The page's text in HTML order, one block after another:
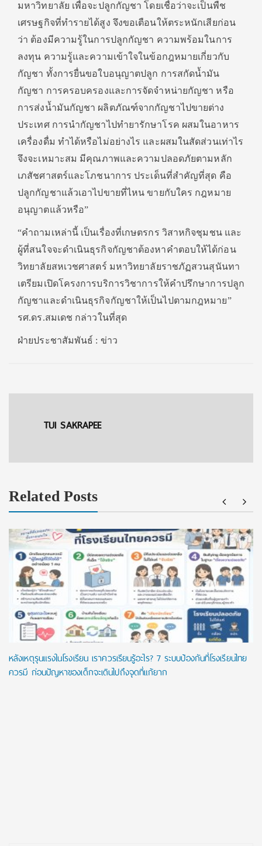
มหาวิทยาลัย เพื่อจะปลูกกัญชา โดยเชื่อว่าจะเป็นพืช
เศรษฐกิจที่ทำรายได้สูง จึงขอเตือนให้ตระหนักเสียก่อน
ว่า ต้องมีความรู้ในการปลูกกัญชา ความพร้อมในการ
ลงทุน ความรู้และความเข้าใจในข้อกฎหมายเกี่ยวกับ
กัญชา ทั้งการยื่นขอใบอนุญาตปลูก การสกัดน้ำมัน
กัญชา การครอบครองและการจัดจำหน่ายกัญชา หรือ
การส่งน้ำมันกัญชา ผลิตภัณฑ์จากกัญชาไปขายต่าง
ประเทศ การนำกัญชาไปทำยารักษาโรค ผสมในอาหาร
เครื่องดื่ม ทำได้หรือไม่อย่างไร และผสมในสัดส่วนเท่าไร
จึงจะเหมาะสม มีคุณภาพและความปลอดภัยตามหลัก
เภสัชศาสตร์และโภชนาการ ประเด็นที่สำคัญที่สุด คือ
ปลูกกัญชาแล้วเอาไปขายที่ไหน ขายกับใคร กฎหมาย
อนุญาตแล้วหรือ”
“คำถามเหล่านี้ เป็นเรื่องที่เกษตรกร วิสาหกิจชุมชน และ
ผู้ที่สนใจจะดำเนินธุรกิจกัญชาต้องหาคำตอบให้ได้ก่อน
วิทยาลัยสหเวชศาสตร์ มหาวิทยาลัยราชภัฏสวนสุนันทา
เตรียมเปิดโครงการบริการวิชาการให้คำปรึกษาการปลูก
กัญชาและดำเนินธุรกิจกัญชาให้เป็นไปตามกฎหมาย”
รศ.ดร.สมเดช กล่าวในที่สุด
ฝ่ายประชาสัมพันธ์ : ข่าว
TUI SAKRAPEE
Related Posts
หลังเหตุรุนแรงในโรงเรียน เราควรเรียนรู้อะไร? 7 ระบบป้องกันที่โรงเรียนไทย
ควรมี ก่อนปัญหาของเด็กจะเดินไปถึงจุดที่แก้ยาก